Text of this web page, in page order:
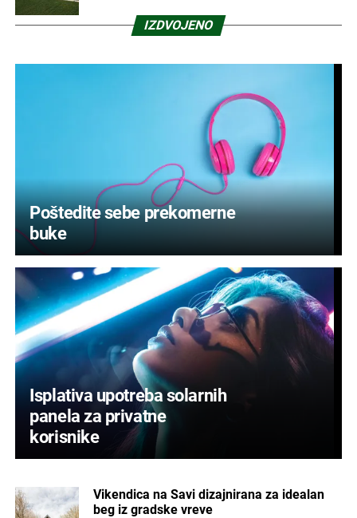
IZDVOJENO
Poštedite sebe prekomerne
buke
Isplativa upotreba solarnih
panela za privatne
korisnike
Vikendica na Savi dizajnirana za idealan
beg iz gradske vreve